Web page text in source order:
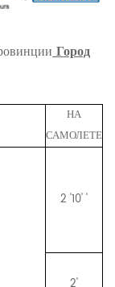
Город
НА
САМОЛЕТЕ
2 '10' '